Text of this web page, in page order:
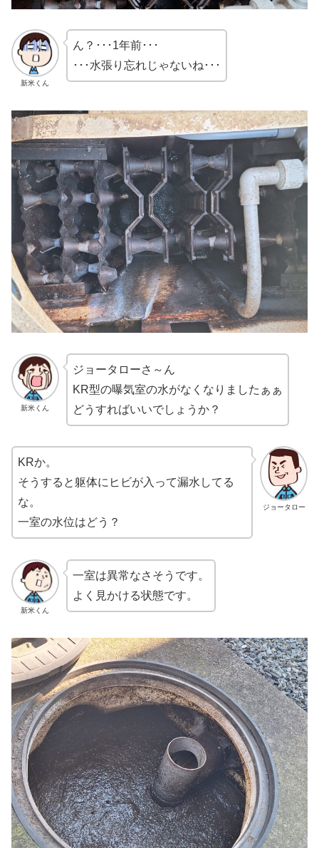
新米くん
ん？･･･1年前･･･
･･･水張り忘れじゃないね･･･
新米くん
ジョータローさ～ん
KR型の曝気室の水がなくなりましたぁぁ
どうすればいいでしょうか？
ジョータロー
KRか。
そうすると躯体にヒビが入って漏水してる
な。
一室の水位はどう？
新米くん
一室は異常なさそうです。
よく見かける状態です。